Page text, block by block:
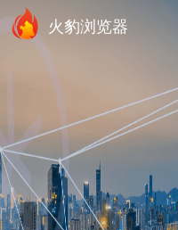
火豹浏览器